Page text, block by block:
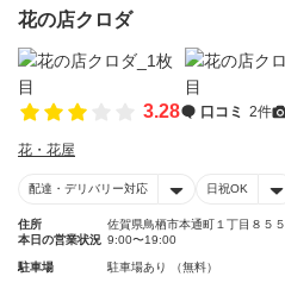
花の店クロダ
3.28 口コミ 2件
花・花屋
配達・デリバリー対応 日祝OK
住所
佐賀県鳥栖市本通町１丁目８５
本日の営業状況 9:00〜19:00
駐車場 駐車場あり （無料）